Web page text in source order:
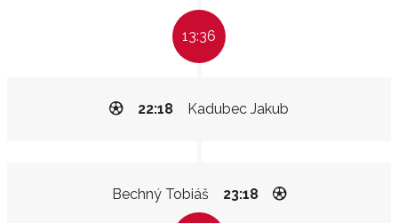
13:36
Kadubec Jakub
22:18
Bechný Tobiáš 23:18